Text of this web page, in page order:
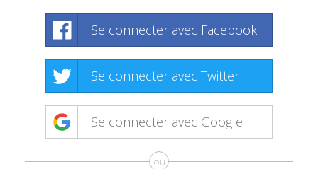
Se connecter avec Facebook
Se connecter avec Twitter
Se connecter avec Google
ou